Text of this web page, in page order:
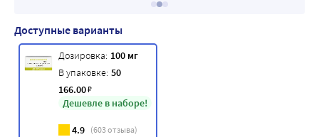
Доступные варианты
Дозировка: 100 мг
В упаковке: 50
166.00₽
Дешевле в наборе!
4.9 (603отзыва)